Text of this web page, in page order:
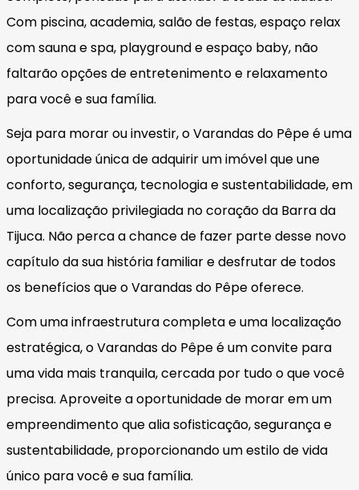
Com piscina, academia, salão de festas, espaço relax
com sauna e spa, playground e espaço baby, não
faltarão opções de entretenimento e relaxamento
para você e sua família.
Seja para morar ou investir, o Varandas do Pêpe é uma
oportunidade única de adquirir um imóvel que une
conforto, segurança, tecnologia e sustentabilidade, em
uma localização privilegiada no coração da Barra da
Tijuca. Não perca a chance de fazer parte desse novo
capítulo da sua história familiar e desfrutar de todos
os benefícios que o Varandas do Pêpe oferece.
Com uma infraestrutura completa e uma localização
estratégica, o Varandas do Pêpe é um convite para
uma vida mais tranquila, cercada por tudo o que você
precisa. Aproveite a oportunidade de morar em um
empreendimento que alia sofisticação, segurança e
sustentabilidade, proporcionando um estilo de vida
único para você e sua família.